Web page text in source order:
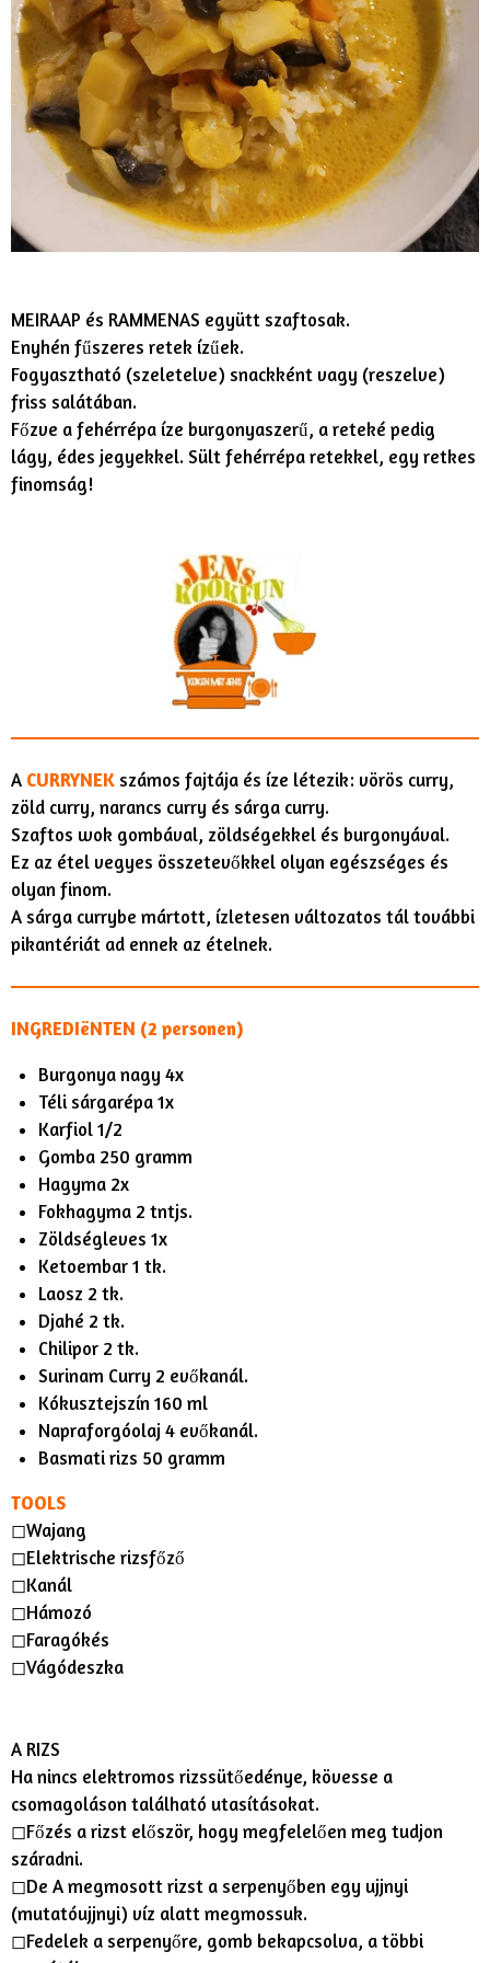
MEIRAAP és RAMMENAS együtt szaftosak.
Enyhén fűszeres retek ízűek.
Fogyasztható (szeletelve) snackként vagy (reszelve)
friss salátában.
Főzve a fehérrépa íze burgonyaszerű, a reteké pedig
lágy, édes jegyekkel. Sült fehérrépa retekkel, egy retkes
finomság!
A CURRYNEK számos fajtája és íze létezik: vörös curry,
zöld curry, narancs curry és sárga curry.
Szaftos wok gombával, zöldségekkel és burgonyával.
Ez az étel vegyes összetevőkkel olyan egészséges és
olyan finom.
A sárga currybe mártott, ízletesen változatos tál további
pikantériát ad ennek az ételnek.
INGREDIëNTEN (2 personen)
Burgonya nagy 4x
Téli sárgarépa 1x
Karfiol 1/2
Gomba 250 gramm
Hagyma 2x
Fokhagyma 2 tntjs.
Zöldségleves 1x
Ketoembar 1 tk.
Laosz 2 tk.
Djahé 2 tk.
Chilipor 2 tk.
Surinam Curry 2 evőkanál.
Kókusztejszín 160 ml
Napraforgóolaj 4 evőkanál.
Basmati rizs 50 gramm
TOOLS
◻︎Wajang
◻︎Elektrische rizsfőző
◻︎Kanál
◻︎Hámozó
◻︎Faragókés
◻︎Vágódeszka
A RIZS
Ha nincs elektromos rizssütőedénye, kövesse a
csomagoláson található utasításokat.
◻︎Főzés a rizst először, hogy megfelelően meg tudjon
száradni.
◻︎De A megmosott rizst a serpenyőben egy ujjnyi
(mutatóujjnyi) víz alatt megmossuk.
◻︎Fedelek a serpenyőre, gomb bekapcsolva, a többi